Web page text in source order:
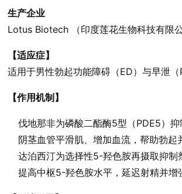
生产企业
Lotus Biotech （印度莲花生物科技有限公
【适应症】
适用于男性勃起功能障碍（ED）与早泄（
【作用机制】
伐地那非为磷酸二酯酶5型（PDE5）
阴茎血管平滑肌、增加血流，帮助勃起
达泊西汀为选择性5-羟色胺再摄取抑制
提高中枢5-羟色胺水平，延迟射精并增